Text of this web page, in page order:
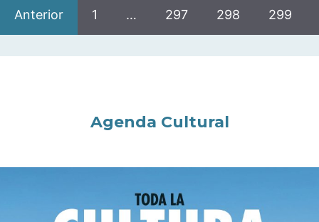
Anterior 1 … 297 298 299
Agenda Cultural